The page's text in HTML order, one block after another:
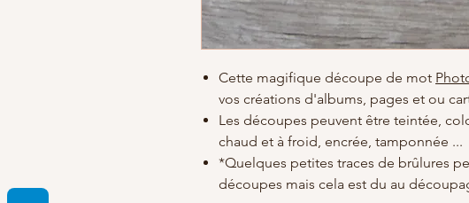
Cette magifique découpe de mot
vos créations d'albums, pages et ou
Les découpes peuvent être teintée,
chaud et à froid, encrée, tamponnée ...
*Quelques petites traces de brûlures
découpes mais cela est du au